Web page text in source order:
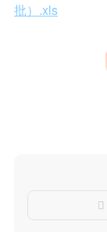
批）.xls
